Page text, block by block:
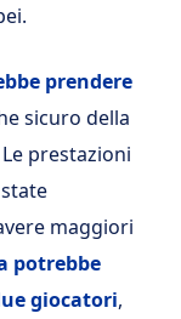
prendere
sicuro della
prestazioni
maggiori
potrebbe
giocatori,